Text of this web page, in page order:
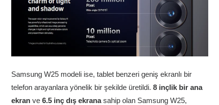
Samsung W25 modeli ise, tablet benzeri geniş ekranlı bir
telefon arayanlara yönelik bir şekilde üretildi. 8 inçlik bir ana
ekranve 6.5 inç dış ekranasahip olan Samsung W25,